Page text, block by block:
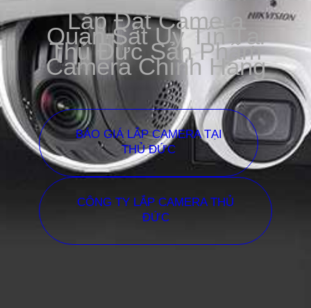
Lắp Đặt Camera
Quan Sát Uy Tín Tại
Thủ Đức Sản Phẩm
Camera Chính Hãng
BÁO GIÁ LẮP CAMERA TẠI
THỦ ĐỨC
CÔNG TY LẮP CAMERA THỦ
ĐỨC